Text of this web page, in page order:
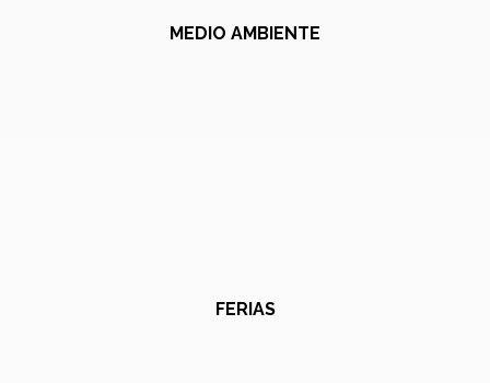
MEDIO AMBIENTE
FERIAS